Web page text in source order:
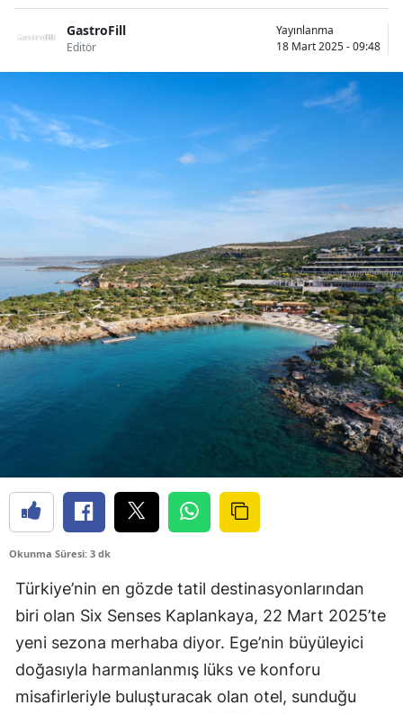
GastroFill
Editör
Yayınlanma
18 Mart 2025 - 09:48
Okunma Süresi: 3 dk
Türkiye’nin en gözde tatil destinasyonlarından
biri olan Six Senses Kaplankaya, 22 Mart 2025’te
yeni sezona merhaba diyor. Ege’nin büyüleyici
doğasıyla harmanlanmış lüks ve konforu
misafirleriyle buluşturacak olan otel, sunduğu